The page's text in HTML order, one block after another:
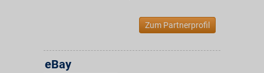
Zum Partnerprofil
eBay